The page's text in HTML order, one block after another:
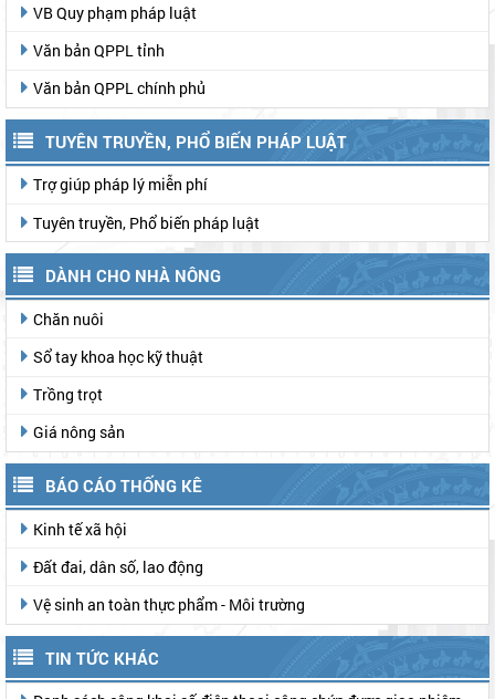
VB Quy phạm pháp luật
Văn bản QPPL tỉnh
Văn bản QPPL chính phủ
TUYÊN TRUYỀN, PHỔ BIẾN PHÁP LUẬT
Trợ giúp pháp lý miễn phí
Tuyên truyền, Phổ biến pháp luật
DÀNH CHO NHÀ NÔNG
Chăn nuôi
Sổ tay khoa học kỹ thuật
Trồng trọt
Giá nông sản
BÁO CÁO THỐNG KÊ
Kinh tế xã hội
Đất đai, dân số, lao động
Vệ sinh an toàn thực phẩm - Môi trường
TIN TỨC KHÁC